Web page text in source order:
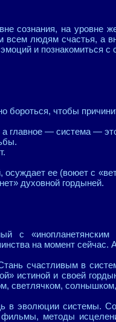
сознания, на уровне
людям счастья, а
и познакомиться с
бороться, чтобы
а главное —
ее (воюет с
духовной гордыней.
с «инопланетянским
на момент сейчас.
счастливым в
истиной и своей
светлячком, солнышком,
эволюции системы.
методы